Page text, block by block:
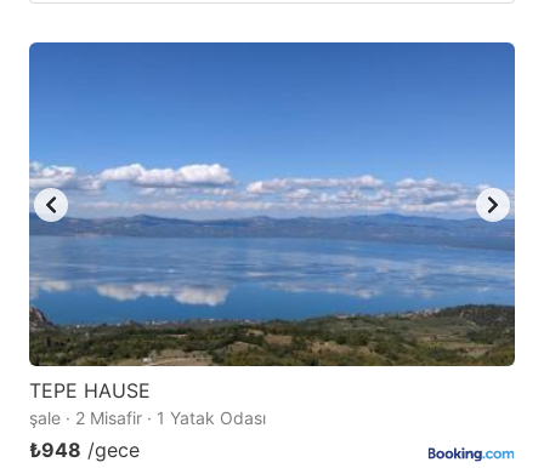
TEPE HAUSE
şale · 2 Misafir · 1 Yatak Odası
₺948 /gece